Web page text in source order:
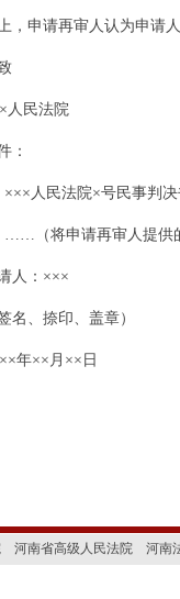
申请再审人认为申请人
民法院
人民法院×号民事判决
将申请再审人提供的
：×××
、捺印、盖章）
××月××日
河南省高级人民法院 河南